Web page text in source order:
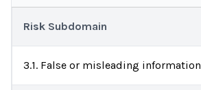
Risk Subdomain
3.1. False or misleading information